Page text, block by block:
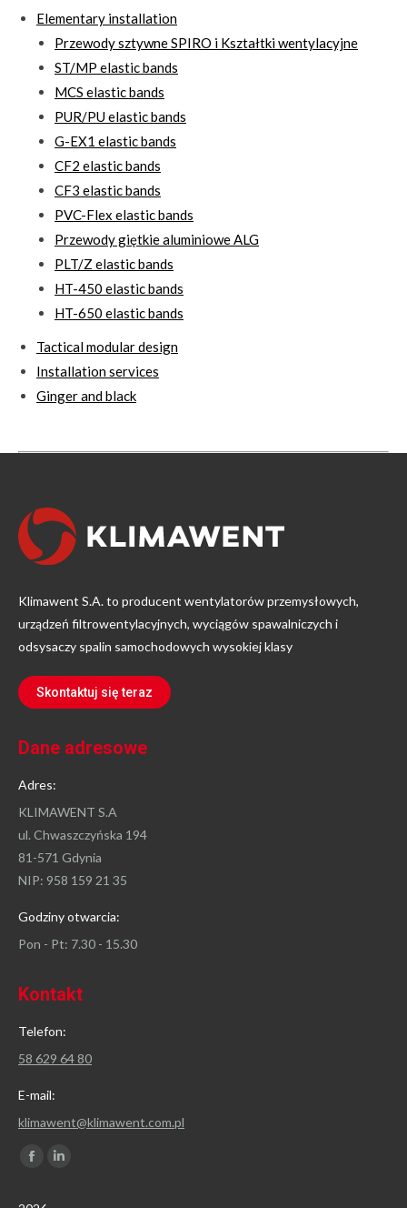
Elementary installation
Przewody sztywne SPIRO i Kształtki wentylacyjne
ST/MP elastic bands
MCS elastic bands
PUR/PU elastic bands
G-EX1 elastic bands
CF2 elastic bands
CF3 elastic bands
PVC-Flex elastic bands
Przewody giętkie aluminiowe ALG
PLT/Z elastic bands
HT-450 elastic bands
HT-650 elastic bands
Tactical modular design
Installation services
Ginger and black
Klimawent S.A. to producent wentylatorów przemysłowych,
urządzeń filtrowentylacyjnych, wyciągów spawalniczych i
odsysaczy spalin samochodowych wysokiej klasy
Skontaktuj się teraz
Dane adresowe
Adres:
KLIMAWENT S.A
ul. Chwaszczyńska 194
81-571 Gdynia
NIP: 958 159 21 35
Godziny otwarcia:
Pon - Pt: 7.30 - 15.30
Kontakt
Telefon:
58 629 64 80
E-mail:
klimawent@klimawent.com.pl
Znajdź nas na:
Facebook